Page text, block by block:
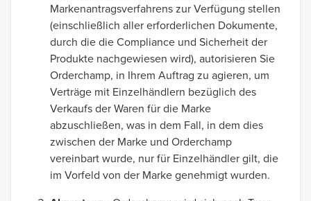
Markenantragsverfahrens zur Verfügung stellen
(einschließlich aller erforderlichen Dokumente,
durch die die Compliance und Sicherheit der
Produkte nachgewiesen wird), autorisieren Sie
Orderchamp, in Ihrem Auftrag zu agieren, um
Verträge mit Einzelhändlern bezüglich des
Verkaufs der Waren für die Marke
abzuschließen, was in dem Fall, in dem dies
zwischen der Marke und Orderchamp
vereinbart wurde, nur für Einzelhändler gilt, die
im Vorfeld von der Marke genehmigt wurden.